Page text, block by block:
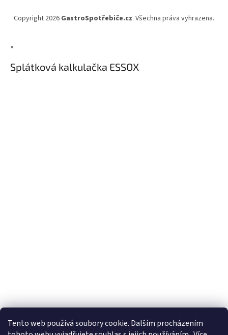
Tento web používá soubory cookie. Dalším procházením
Copyright 2026 GastroSpotřebiče.cz. Všechna práva vyhrazena.
×
Splátková kalkulačka ESSOX